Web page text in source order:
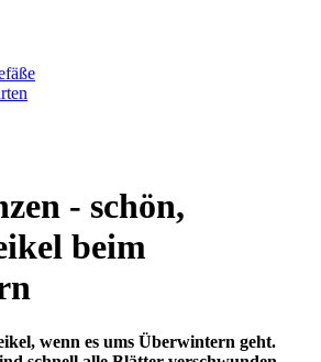
- schön,
beim
wenn es ums Überwintern geht.